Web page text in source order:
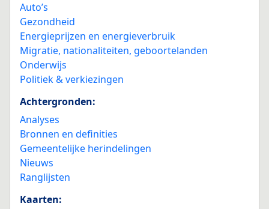
Auto’s
Gezondheid
Energieprijzen en energieverbruik
Migratie, nationaliteiten, geboortelanden
Onderwijs
Politiek & verkiezingen
Achtergronden:
Analyses
Bronnen en definities
Gemeentelijke herindelingen
Nieuws
Ranglijsten
Kaarten: